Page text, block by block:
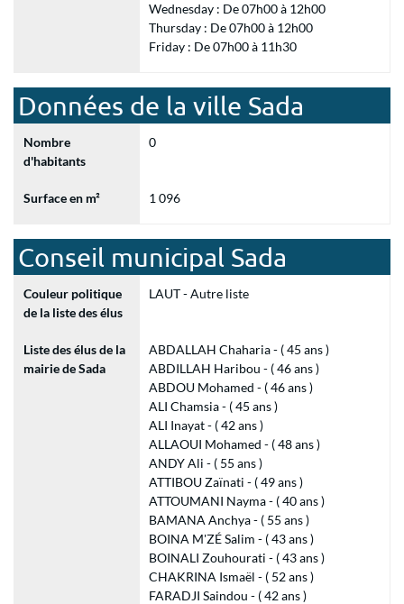
Wednesday : De 07h00 à 12h00
Thursday : De 07h00 à 12h00
Friday : De 07h00 à 11h30
Données de la ville Sada
Nombre
d'habitants
0
Surface en m² 1 096
Conseil municipal Sada
Couleur politique
de la liste des élus
LAUT - Autre liste
Liste des élus de la
mairie de Sada
ABDALLAH Chaharia - ( 45 ans )
ABDILLAH Haribou - ( 46 ans )
ABDOU Mohamed - ( 46 ans )
ALI Chamsia - ( 45 ans )
ALI Inayat - ( 42 ans )
ALLAOUI Mohamed - ( 48 ans )
ANDY Ali - ( 55 ans )
ATTIBOU Zaïnati - ( 49 ans )
ATTOUMANI Nayma - ( 40 ans )
BAMANA Anchya - ( 55 ans )
BOINA M'ZÉ Salim - ( 43 ans )
BOINALI Zouhourati - ( 43 ans )
CHAKRINA Ismaël - ( 52 ans )
FARADJI Saindou - ( 42 ans )